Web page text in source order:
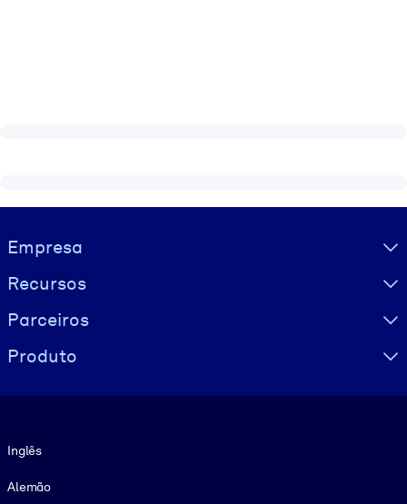
Visually hidden Text
Empresa
Recursos
Parceiros
Produto
Inglês
Alemão